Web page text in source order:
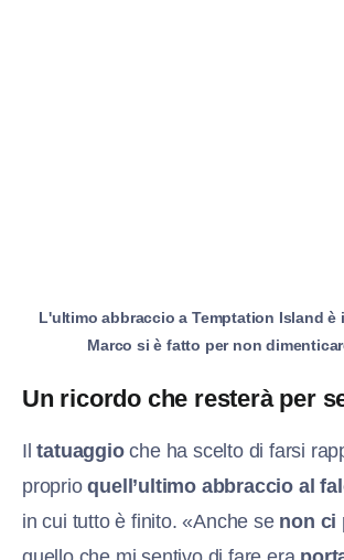
L'ultimo abbraccio a Temptation Island è
Marco si è fatto per non
Un ricordo che resterà per
Iltatuaggioche ha scelto di farsi
proprioquell’ultimo abbraccio al
in cui tutto è finito. «Anche se non ci